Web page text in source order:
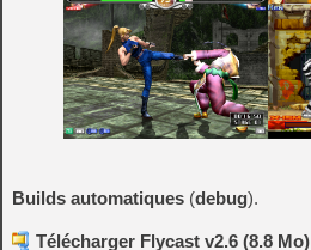
Builds automatiques (debug).
Télécharger Flycast v2.6 (8.8 Mo)